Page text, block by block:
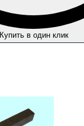
Купить в один клик